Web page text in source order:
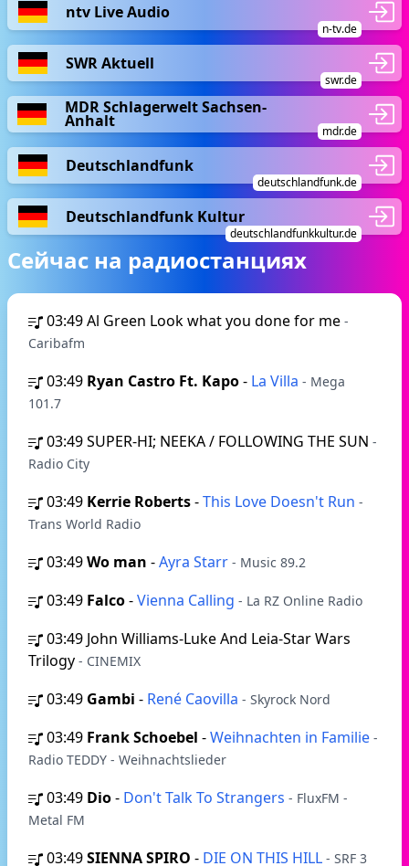
ntv Live Audio
n-tv.de
SWR Aktuell
swr.de
MDR Schlagerwelt Sachsen-
Anhalt
mdr.de
Deutschlandfunk
deutschlandfunk.de
Deutschlandfunk Kultur
deutschlandfunkkultur.de
Сейчас на радиостанциях
03:49Al Green Look what you done for me -
Caribafm
03:49 Ryan Castro Ft. Kapo- La Villa - Mega
101.7
03:49SUPER-HI; NEEKA / FOLLOWING THE SUN -
Radio City
03:49 Kerrie Roberts-This Love Doesn't Run -
Trans World Radio
03:49Wo man -Ayra Starr - Music 89.2
03:49 Falco-Vienna Calling - La RZ Online Radio
03:49 John Williams-Luke And Leia-Star Wars
Trilogy - CINEMIX
03:49 Gambi - René Caovilla - Skyrock Nord
03:49 Frank Schoebel -Weihnachten in Familie -
Radio TEDDY - Weihnachtslieder
03:49 Dio- Don't Talk To Strangers - FluxFM -
Metal FM
03:49SIENNA SPIRO - DIE ON THIS HILL - SRF 3